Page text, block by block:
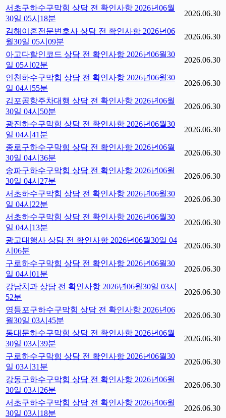
서초구하수구막힘 상담 전 확인사항 2026년06월
30일 05시18분
2026.06.30
김해이혼전문변호사 상담 전 확인사항 2026년06
월30일 05시09분
2026.06.30
아고다할인코드 상담 전 확인사항 2026년06월30
일 05시02분
2026.06.30
인천하수구막힘 상담 전 확인사항 2026년06월30
일 04시55분
2026.06.30
김포공항주차대행 상담 전 확인사항 2026년06월
30일 04시50분
2026.06.30
광진하수구막힘 상담 전 확인사항 2026년06월30
일 04시41분
2026.06.30
종로구하수구막힘 상담 전 확인사항 2026년06월
30일 04시36분
2026.06.30
송파구하수구막힘 상담 전 확인사항 2026년06월
30일 04시27분
2026.06.30
서초하수구막힘 상담 전 확인사항 2026년06월30
일 04시22분
2026.06.30
서초하수구막힘 상담 전 확인사항 2026년06월30
일 04시13분
2026.06.30
광고대행사 상담 전 확인사항 2026년06월30일 04
시06분
2026.06.30
구로하수구막힘 상담 전 확인사항 2026년06월30
일 04시01분
2026.06.30
강남치과 상담 전 확인사항 2026년06월30일 03시
52분
2026.06.30
영등포구하수구막힘 상담 전 확인사항 2026년06
월30일 03시45분
2026.06.30
동대문하수구막힘 상담 전 확인사항 2026년06월
30일 03시39분
2026.06.30
구로하수구막힘 상담 전 확인사항 2026년06월30
일 03시31분
2026.06.30
강동구하수구막힘 상담 전 확인사항 2026년06월
30일 03시26분
2026.06.30
서초구하수구막힘 상담 전 확인사항 2026년06월
30일 03시18분
2026.06.30